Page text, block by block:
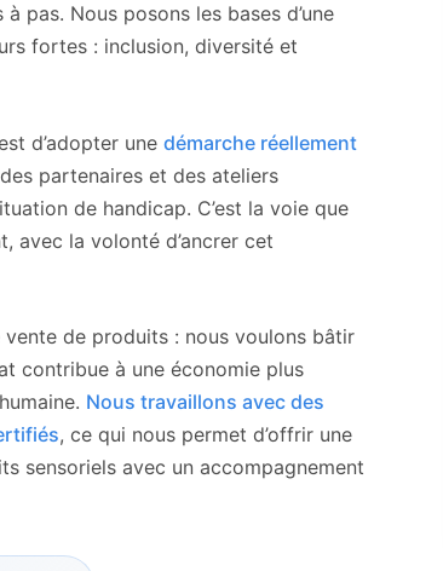
pas. Nous posons les bases d’une
fortes : inclusion, diversité et
d’adopter une démarche réellement
partenaires et des ateliers
de handicap. C’est la voie que
avec la volonté d’ancrer cet
de produits : nous voulons bâtir
contribue à une économie plus
Nous travaillons avec des
, ce qui nous permet d’offrir une
sensoriels avec un accompagnement